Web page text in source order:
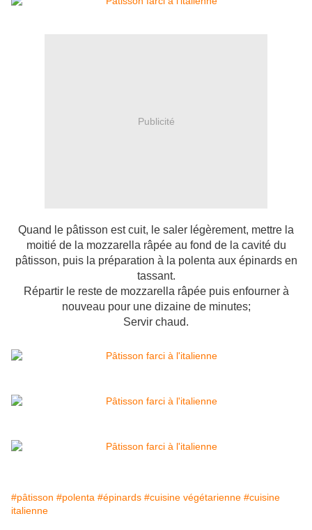
Publicité
Quand le pâtisson est cuit, le saler légèrement, mettre la
moitié de la mozzarella râpée au fond de la cavité du
pâtisson, puis la préparation à la polenta aux épinards en
tassant.
Répartir le reste de mozzarella râpée puis enfourner à
nouveau pour une dizaine de minutes;
Servir chaud.
#pâtisson #polenta #épinards #cuisine végétarienne #cuisine
italienne